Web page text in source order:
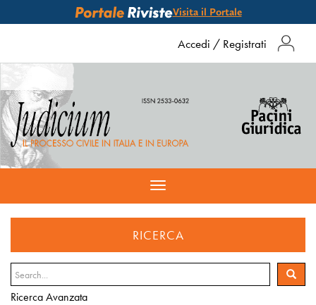
Visita il Portale
Accedi / Registrati
Toggle
navigation
RICERCA
Ricerca Avanzata